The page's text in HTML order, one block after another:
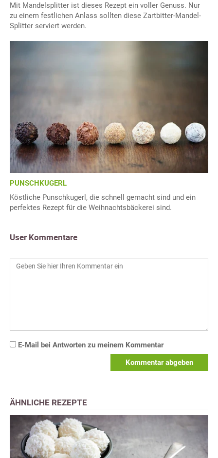
Mit Mandelsplitter ist dieses Rezept ein voller Genuss. Nur
zu einem festlichen Anlass sollten diese Zartbitter-Mandel-
Splitter serviert werden.
PUNSCHKUGERL
Köstliche Punschkugerl, die schnell gemacht sind und ein
perfektes Rezept für die Weihnachtsbäckerei sind.
User Kommentare
E-Mail bei Antworten zu meinem Kommentar
Kommentar abgeben
ÄHNLICHE REZEPTE